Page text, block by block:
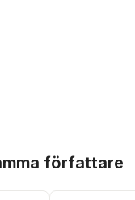
författare